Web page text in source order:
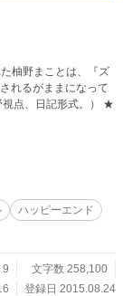
柚野まことは、『ズ
れるがままになって
点、日記形式。） ★
ハッピーエンド
9
文字数 258,100
登録日 2015.08.24